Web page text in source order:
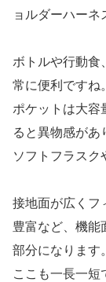
ョルダーハーネ
ボトルや行動食
常に便利ですね。
ポケットは大容
ると異物感があ
ソフトフラスク
接地面が広くフ
豊富など、機能
部分になります。
ここも一長一短